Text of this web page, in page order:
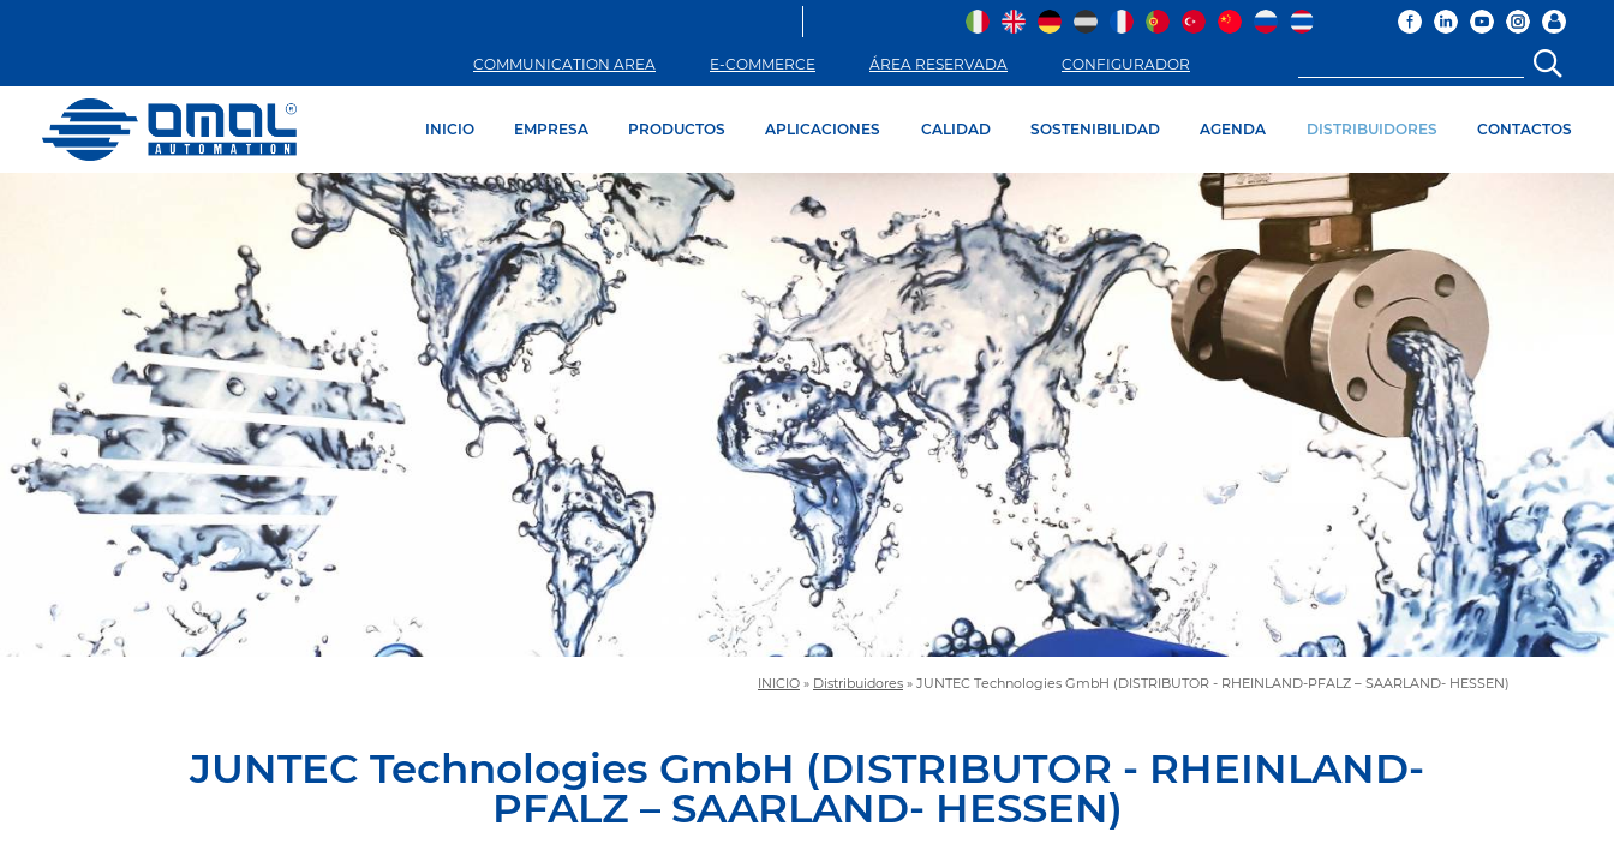
COMMUNICATION AREA E-COMMERCE ÁREA RESERVADA CONFIGURADOR
INICIO EMPRESA PRODUCTOS APLICACIONES CALIDAD SOSTENIBILIDAD AGENDA DISTRIBUIDORES CONTACTOS
INICIO » Distribuidores » JUNTEC Technologies GmbH (DISTRIBUTOR - RHEINLAND-PFALZ – SAARLAND- HESSEN)
JUNTEC Technologies GmbH (DISTRIBUTOR - RHEINLAND-
PFALZ – SAARLAND- HESSEN)